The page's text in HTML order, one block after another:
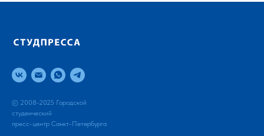
© 2008-2025 Городской
студенческий
пресс-центр Санкт-Петербурга